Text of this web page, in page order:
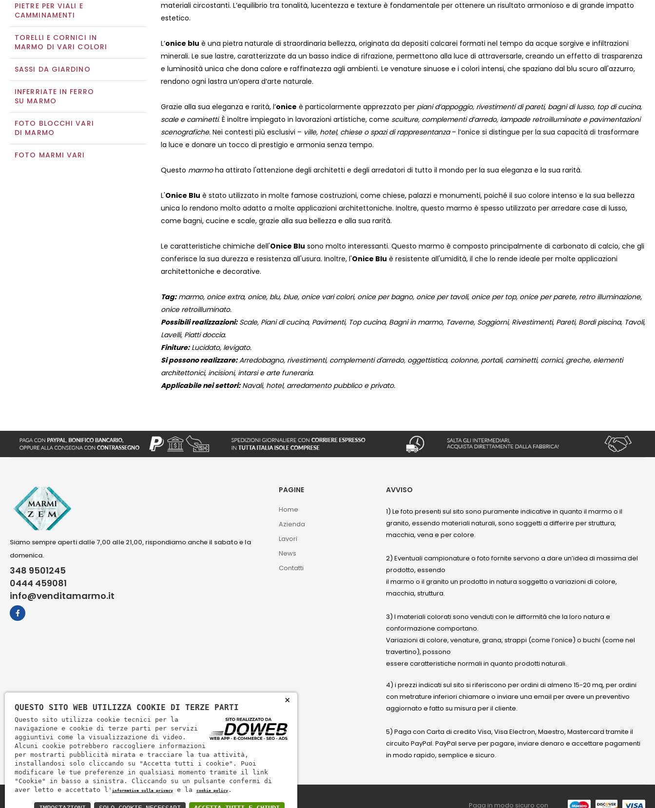
PIETRE PER VIALI E
CAMMINAMENTI
TORELLI E CORNICI IN
MARMO DI VARI COLORI
SASSI DA GIARDINO
INFERRIATE IN FERRO
SU MARMO
FOTO BLOCCHI VARI
DI MARMO
FOTO MARMI VARI
materiali circostanti. L’equilibrio tra tonalità, lucentezza e texture è fondamentale per ottenere un risultato armonioso e di grande impatto
estetico.
L’onice blu è una pietra naturale di straordinaria bellezza, originata da depositi calcarei formati nel tempo da acque sorgive e infiltrazioni
minerali. Le sue lastre, caratterizzate da un basso indice di rifrazione, permettono alla luce di attraversarle, creando un effetto di trasparenza
e luminosità unica che dona calore e raffinatezza agli ambienti. Le venature sinuose e i colori intensi, che spaziano dal blu scuro all'azzurro,
rendono ogni lastra un’opera d’arte naturale.
Grazie alla sua eleganza e rarità, l’onice è particolarmente apprezzato per piani d’appoggio, rivestimenti di pareti, bagni di lusso, top di cucina,
scale e caminetti. È inoltre impiegato in lavorazioni artistiche, come sculture, complementi d’arredo, lampade retroilluminate e pavimentazioni
scenografiche. Nei contesti più esclusivi – ville, hotel, chiese o spazi di rappresentanza– l’onice si distingue per la sua capacità di trasformare
la luce e donare un tocco di prestigio e armonia senza tempo.
Questo marmoha attirato l'attenzione degli architetti e degli arredatori di tutto il mondo per la sua eleganza e la sua rarità.
L'Onice Blu è stato utilizzato in molte famose costruzioni, come chiese, palazzi e monumenti, poiché il suo colore intenso e la sua bellezza
unica lo rendono molto adatto a molte applicazioni architettoniche. Inoltre, questo marmo è spesso utilizzato per arredare case di lusso,
come bagni, cucine e scale, grazie alla sua bellezza e alla sua rarità.
Le caratteristiche chimiche dell'Onice Blu sono molto interessanti. Questo marmo è composto principalmente di carbonato di calcio, che gli
conferisce la sua durezza e resistenza all'usura. Inoltre, l'Onice Blu è resistente all'umidità, il che lo rende ideale per molte applicazioni
architettoniche e decorative.
Tag:marmo, onice extra, onice, blu, blue, onice vari colori, onice per bagno, onice per tavoli, onice per top, onice per parete, retro illuminazione,
onice retroilluminato.
Possibili realizzazioni:Scale, Piani di cucina, Pavimenti, Top cucina, Bagni in marmo, Taverne, Soggiorni, Rivestimenti, Pareti, Bordi piscina, Tavoli,
Lavelli, Piatti doccia.
Finiture:Lucidato, levigato.
Si possono realizzare:Arredobagno, rivestimenti, complementi d'arredo, oggettistica, colonne, portali, caminetti, cornici, greche, elementi
architettonici, incisioni, intarsi e arte funeraria.
Applicabile nei settori:Navali, hotel, arredamento pubblico e privato.
Siamo sempre aperti dalle 7,00 alle 21,00, rispondiamo anche il sabato e la
domenica.
348 9501245
0444 459081
info@venditamarmo.it
PAGINE
Home
Azienda
Lavori
News
Contatti
AVVISO
1) Le foto presenti sul sito sono puramente indicative in quanto il marmo o il
granito, essendo materiali naturali, sono soggetti a differire per struttura,
macchia, vena e per colore.
2) Eventuali campionature o foto fornite servono a dare un’idea di massima del
prodotto, essendo
il marmo o il granito un prodotto in natura soggetto a variazioni di colore,
macchia, struttura.
3) I materiali colorati sono venduti con le difformità che la loro natura e
conformazione comportano.
Variazioni di colore, venature, grana, strappi (come l’onice) o buchi (come nel
travertino), possono
essere caratteristiche normali in quanto prodotti naturali.
4) i prezzi indicati sul sito si riferiscono per ordini di almeno 15-20 mq, per ordini
con metrature inferiori chiamare o inviare una email per avere un preventivo
aggiornato e fatto su misura per il cliente.
5) Paga con Carta di credito Visa, Visa Electron, Maestro, Mastercard tramite il
circuito PayPal. PayPal serve per pagare, inviare denaro e accettare pagamenti
in modo rapido, semplice e sicuro.
Zem Marmi P.I. 03463990246 Paga in modo sicuro con
×
QUESTO SITO WEB UTILIZZA COOKIE DI TERZE PARTI
Questo sito utilizza cookie tecnici per la
navigazione e cookie di terze parti per servizi
aggiuntivi come la visualizzazione di video.
Alcuni cookie potrebbero raccogliere informazioni
per mostrarti pubblicità mirata e tracciare la tua attività,
installandosi solo cliccando su "Accetta tutti i cookie". Puoi
modificare le tue preferenze in qualsiasi momento tramite il link
"Cookie" in basso a sinistra. Cliccando su un pulsante confermi di
aver letto e accettato l' informativa sulla privacy e la cookie policy .